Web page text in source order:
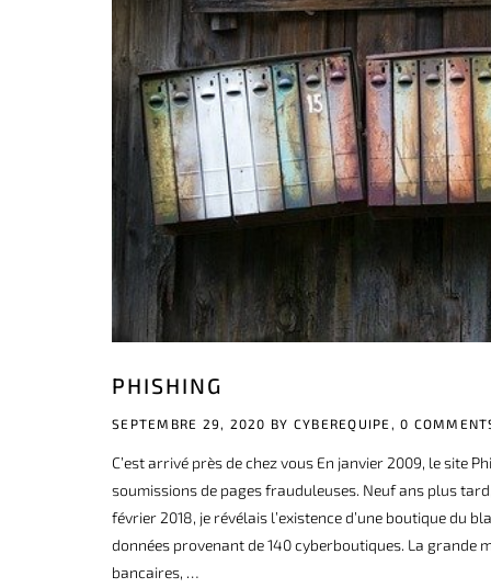
PHISHING
SEPTEMBRE 29, 2020 BY CYBEREQUIPE, 0
C’est arrivé près de chez vous En janvier 2009, le site
soumissions de pages frauduleuses. Neuf ans plus
février 2018, je révélais l’existence d’une boutique du
données provenant de 140 cyberboutiques. La grande
bancaires, …